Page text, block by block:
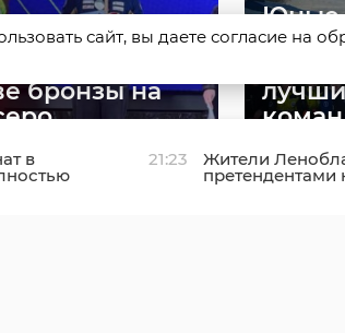
из
бронзы на
...
07:13
Юные
10 марта,
в 21:23 Жители
претендентами
"Знание.Премия"
сайт, вы даете согласие на